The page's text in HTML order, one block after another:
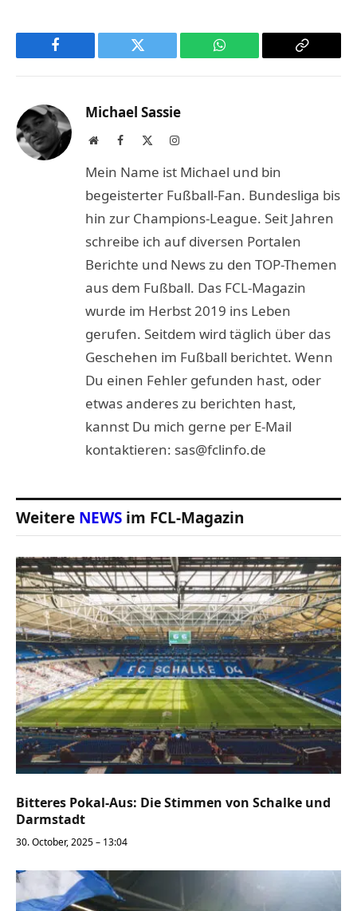
Facebook Twitter WhatsApp
Copy
Michael Sassie
WebsiteFacebook Instagram
Mein Name ist Michael und bin
begeisterter Fußball-Fan. Bundesliga bis
hin zur Champions-League. Seit Jahren
schreibe ich auf diversen Portalen
Berichte und News zu den TOP-Themen
aus dem Fußball. Das FCL-Magazin
wurde im Herbst 2019 ins Leben
gerufen. Seitdem wird täglich über das
Geschehen im Fußball berichtet. Wenn
Du einen Fehler gefunden hast, oder
etwas anderes zu berichten hast,
kannst Du mich gerne per E-Mail
kontaktieren: sas@fclinfo.de
Weitere NEWS im FCL-Magazin
Bitteres Pokal-Aus: Die Stimmen von Schalke und
Darmstadt
30. October, 2025 – 13:04